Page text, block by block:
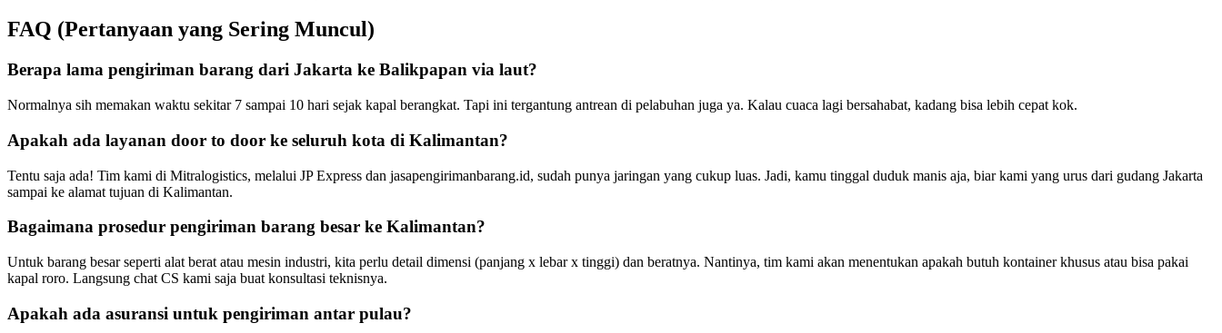
FAQ (Pertanyaan yang Sering Muncul)
Berapa lama pengiriman barang dari Jakarta ke Balikpapan via laut?
Normalnya sih memakan waktu sekitar 7 sampai 10 hari sejak kapal berangkat. Tapi ini tergantung antrean di pelabuhan juga ya. Kalau cuaca lagi bersahabat, kadang bisa lebih cepat kok.
Apakah ada layanan door to door ke seluruh kota di Kalimantan?
Tentu saja ada! Tim kami di Mitralogistics, melalui JP Express dan jasapengirimanbarang.id, sudah punya jaringan yang cukup luas. Jadi, kamu tinggal duduk manis aja, biar kami yang urus dari gudang Jakarta
sampai ke alamat tujuan di Kalimantan.
Bagaimana prosedur pengiriman barang besar ke Kalimantan?
Untuk barang besar seperti alat berat atau mesin industri, kita perlu detail dimensi (panjang x lebar x tinggi) dan beratnya. Nantinya, tim kami akan menentukan apakah butuh kontainer khusus atau bisa pakai
kapal roro. Langsung chat CS kami saja buat konsultasi teknisnya.
Apakah ada asuransi untuk pengiriman antar pulau?